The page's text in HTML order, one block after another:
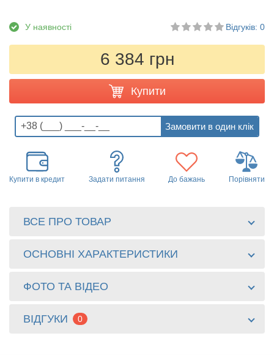
У наявності Відгуків: 0
6 384 грн
Купити
Купити в кредит Задати питання До бажань Порівняти
ВСЕ ПРО ТОВАР
ОСНОВНІ ХАРАКТЕРИСТИКИ
ФОТО ТА ВІДЕО
ВІДГУКИ 0